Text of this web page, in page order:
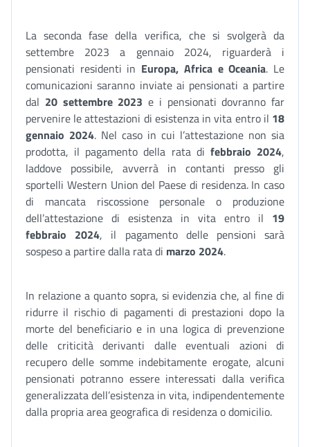
La seconda fase della verifica, che si svolgerà da
settembre 2023 a gennaio 2024, riguarderà i
pensionati residenti in Europa, Africa e Oceania. Le
comunicazioni saranno inviate ai pensionati a partire
dal 20 settembre 2023 e i pensionati dovranno far
pervenire le attestazioni di esistenza in vita entro il 18
gennaio 2024. Nel caso in cui l’attestazione non sia
prodotta, il pagamento della rata di febbraio 2024,
laddove possibile, avverrà in contanti presso gli
sportelli Western Union del Paese di residenza. In caso
di mancata riscossione personale o produzione
dell’attestazione di esistenza in vita entro il 19
febbraio 2024, il pagamento delle pensioni sarà
sospeso a partire dalla rata di marzo 2024.
In relazione a quanto sopra, si evidenzia che, al fine di
ridurre il rischio di pagamenti di prestazioni dopo la
morte del beneficiario e in una logica di prevenzione
delle criticità derivanti dalle eventuali azioni di
recupero delle somme indebitamente erogate, alcuni
pensionati potranno essere interessati dalla verifica
generalizzata dell’esistenza in vita, indipendentemente
dalla propria area geografica di residenza o domicilio.